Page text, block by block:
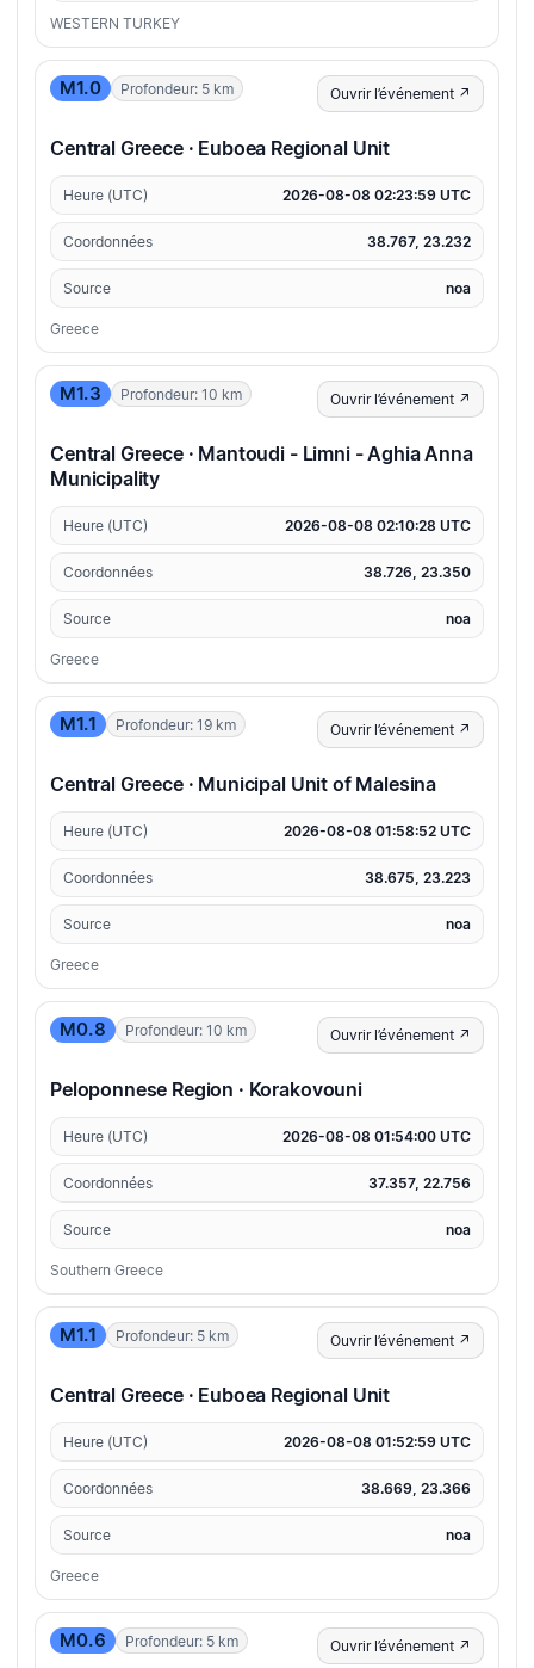
WESTERN TURKEY
M1.0 Profondeur: 5 km Ouvrir l’événement ↗
Central Greece · Euboea Regional Unit
Heure (UTC) 2026-08-08 02:23:59 UTC
Coordonnées 38.767, 23.232
Source noa
Greece
M1.3 Profondeur: 10 km Ouvrir l’événement ↗
Central Greece · Mantoudi - Limni - Aghia Anna
Municipality
Heure (UTC) 2026-08-08 02:10:28 UTC
Coordonnées 38.726, 23.350
Source noa
Greece
M1.1 Profondeur: 19 km Ouvrir l’événement ↗
Central Greece · Municipal Unit of Malesina
Heure (UTC) 2026-08-08 01:58:52 UTC
Coordonnées 38.675, 23.223
Source noa
Greece
M0.8 Profondeur: 10 km Ouvrir l’événement ↗
Peloponnese Region · Korakovouni
Heure (UTC) 2026-08-08 01:54:00 UTC
Coordonnées 37.357, 22.756
Source noa
Southern Greece
M1.1 Profondeur: 5 km Ouvrir l’événement ↗
Central Greece · Euboea Regional Unit
Heure (UTC) 2026-08-08 01:52:59 UTC
Coordonnées 38.669, 23.366
Source noa
Greece
M0.6 Profondeur: 5 km Ouvrir l’événement ↗